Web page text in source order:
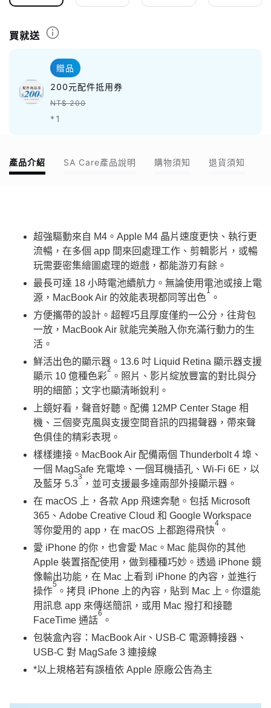
買就送
贈品
200元配件抵用券
NT$ 200
*1
產品介紹 SA Care產品說明 購物須知 退貨須知
超強驅動來自 M4。Apple M4 晶片速度更快、執行更
流暢，在多個 app 間來回處理工作、剪輯影片，或暢
玩需要密集繪圖處理的遊戲，都能游刃有餘。
最長可達 18 小時電池續航力。無論使用電池或接上電
源，MacBook Air 的效能表現都同等出色
1
。
方便攜帶的設計。超輕巧且厚度僅約一公分，往背包
一放，MacBook Air 就能完美融入你充滿行動力的生
活。
鮮活出色的顯示器。13.6 吋 Liquid Retina 顯示器支援
顯示 10 億種色彩
2
。照片、影片綻放豐富的對比與分
明的細節；文字也顯清晰銳利。
上鏡好看，聲音好聽。配備 12MP Center Stage 相
機、三個麥克風與支援空間音訊的四揚聲器，帶來聲
色俱佳的精彩表現。
樣樣連接。MacBook Air 配備兩個 Thunderbolt 4 埠、
一個 MagSafe 充電埠、一個耳機插孔、Wi-Fi 6E，以
及藍牙 5.3
3
，並可支援最多達兩部外接顯示器。
在 macOS 上，各款 App 飛速奔馳。 包括 Microsoft
365、Adobe Creative Cloud 和 Google Workspace
等你愛用的 app，在 macOS 上都跑得飛快
4
。
愛 iPhone 的你，也會愛 Mac 。Mac 能與你的其他
Apple 裝置搭配使用，做到種種巧妙。透過 iPhone 鏡
像輸出功能，在 Mac 上看到 iPhone 的內容，並進行
操作
5
。拷貝 iPhone 上的內容，貼到 Mac 上。你還能
用訊息 app 來傳送簡訊，或用 Mac 撥打和接聽
FaceTime 通話
6
。
包裝盒內容：MacBook Air、USB-C 電源轉接器、
USB-C 對 MagSafe 3 連接線​
*以上規格若有誤植依 Apple 原廠公告為主